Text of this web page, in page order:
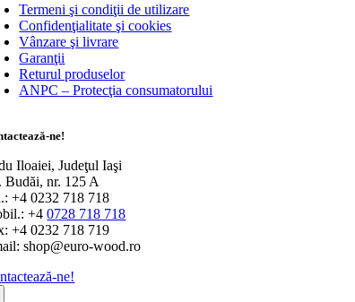
Termeni şi condiţii de utilizare
Confidenţialitate şi cookies
Vânzare şi livrare
Garanţii
Returul produselor
ANPC – Protecţia consumatorului
ne!
Iloaiei, Judeţul Iaşi
Budăi, nr. 125 A
+4 0232 718 718
+40728 718 718
+4 0232 718 719
shop@euro-wood.ro
ne!